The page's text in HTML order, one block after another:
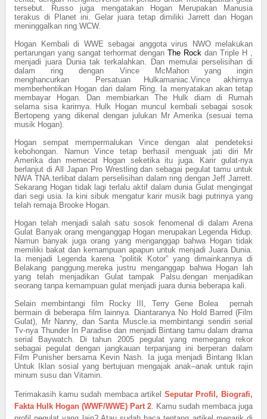
tersebut. Russo juga mengatakan Hogan Merupakan Manusia
terakus di Planet ini. Gelar juara tetap dimiliki Jarrett dan Hogan
meninggalkan ring WCW.
Hogan Kembali di WWE sebagai anggota virus NWO melakukan
pertarungan yang sangat terhormat dengan The Rock dan Triple H ,
menjadi juara Dunia tak terkalahkan. Dan memulai perselisihan di
dalam ring dengan Vince McMahon yang ingin
menghancurkan Persatuan Hulkamaniac.Vince akhirnya
memberhentikan Hogan dari dalam Ring. Ia menyatakan akan tetap
membayar Hogan. Dan membiarkan The Hulk diam di Rumah
selama sisa karirnya. Hulk Hogan muncul kembali sebagai sosok
Bertopeng yang dikenal dengan julukan Mr Amerika (sesuai tema
musik Hogan).
Hogan sempat mempermalukan Vince dengan alat pendeteksi
kebohongan. Namun Vince tetap berhasil menguak jati diri Mr
Amerika dan memecat Hogan seketika itu juga.
Karir gulat-nya
berlanjut di All Japan Pro Wrestling dan sebagai pegulat tamu untuk
NWA TNA.terlibat dalam perselisihan dalam ring dengan Jeff Jarrett.
Sekarang Hogan tidak lagi terlalu aktif dalam dunia Gulat mengingat
dari segi usia. Ia kini sibuk mengatur karir musik bagi putrinya yang
telah remaja Brooke Hogan.
Hogan telah menjadi salah satu sosok fenomenal di dalam Arena
Gulat Banyak orang menganggap Hogan merupakan Legenda Hidup.
Namun banyak juga orang yang menganggap bahwa Hogan tidak
memiliki bakat dan kemampuan apapun untuk menjadi Juara Dunia.
Ia menjadi Legenda karena “politik Kotor” yang dimainkannya di
Belakang panggung.mereka justru menganggap bahwa Hogan lah
yang telah menjadikan Gulat tampak Palsu.dengan menjadikan
seorang tanpa kemampuan gulat menjadi juara dunia beberapa kali.
Selain membintangi film Rocky III, Terry Gene Bolea pernah
bermain di beberapa film lainnya. Diantaranya No Hold Barred (Film
Gulat), Mr Nanny, dan Santa Muscle.ia membintangi sendiri serial
Tv-nya Thunder In Paradise dan menjadi Bintang tamu dalam drama
serial Baywatch. Di tahun 2005 pegulat yang memegang rekor
sebagai pegulat dengan jangkauan terpanjang ini berperan dalam
Film Punisher bersama Kevin Nash. Ia juga menjadi Bintang Iklan
Untuk Iklan sosial yang bertujuan mengajak anak–anak untuk rajin
minum susu dan Vitamin.
Terimakasih kamu sudah membaca artikel Seputar Profil, Biografi,
Fakta Hulk Hogan (WWF/WWE) Part 2 . Kamu sudah membaca juga